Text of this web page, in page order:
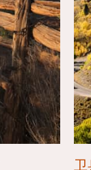
卫